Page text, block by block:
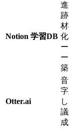
Notion 学習DB
築
Otter.ai
成